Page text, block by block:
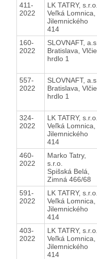
411-
2022
LK TATRY, s.r.o.
Veľká Lomnica,
Jilemnického
414
160-
2022
SLOVNAFT, a.s.
Bratislava, Vlčie
hrdlo 1
557-
2022
SLOVNAFT, a.s.
Bratislava, Vlčie
hrdlo 1
324-
2022
LK TATRY, s.r.o.
Veľká Lomnica,
Jilemnického
414
460-
2022
Marko Tatry,
s.r.o.
Spišská Belá,
Zimná 466/68
591-
2022
LK TATRY, s.r.o.
Veľká Lomnica,
Jilemnického
414
403-
2022
LK TATRY, s.r.o.
Veľká Lomnica,
Jilemnického
414